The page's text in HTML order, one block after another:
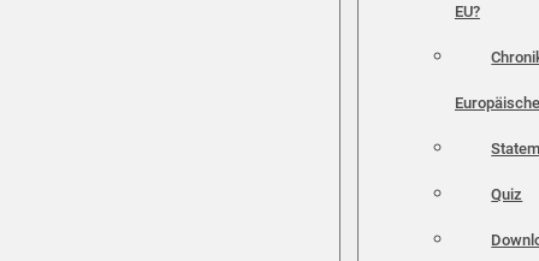
EU?
Quiz